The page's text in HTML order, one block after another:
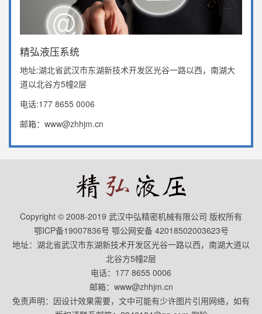
精弘液压系统
地址:湖北省武汉市东湖新技术开发区光谷一路以西，南湖大
道以北谷方5幢2层
电话:177 8655 0006
邮箱：www@zhhjm.cn
Copyright © 2008-2019 武汉中弘精密机械有限公司 版权所有
鄂ICP备19007836号 鄂公网安备 42018502003623号
地址：湖北省武汉市东湖新技术开发区光谷一路以西，南湖大道以
北谷方5幢2层
电话：177 8655 0006
邮箱：www@zhhjm.cn
免责声明：因设计效果需要，文中可能有少许图片引用网络，如有